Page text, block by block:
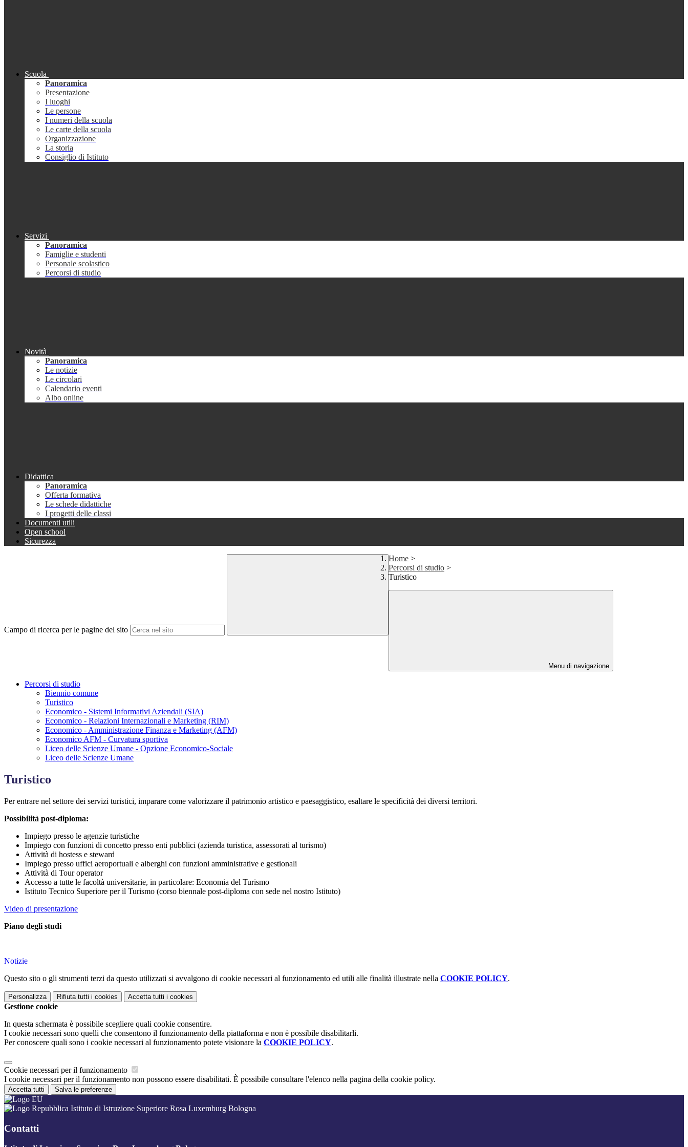
Scuola
Panoramica
Presentazione
I luoghi
Le persone
I numeri della scuola
Le carte della scuola
Organizzazione
La storia
Consiglio di Istituto
Servizi
Panoramica
Famiglie e studenti
Personale scolastico
Percorsi di studio
Novità
Panoramica
Le notizie
Le circolari
Calendario eventi
Albo online
Didattica
Panoramica
Offerta formativa
Le schede didattiche
I progetti delle classi
Documenti utili
Open school
Sicurezza
Campo di ricerca per le pagine del sito
Home >
Percorsi di studio >
Turistico
Menu di navigazione
Percorsi di studio
Biennio comune
Turistico
Economico - Sistemi Informativi Aziendali (SIA)
Economico - Relazioni Internazionali e Marketing (RIM)
Economico - Amministrazione Finanza e Marketing (AFM)
Economico AFM - Curvatura sportiva
Liceo delle Scienze Umane - Opzione Economico-Sociale
Liceo delle Scienze Umane
Turistico
Per entrare nel settore dei servizi turistici, imparare come valorizzare il patrimonio artistico e paesaggistico, esaltare le specificità dei diversi territori.
Possibilità post-diploma:
Impiego presso le agenzie turistiche
Impiego con funzioni di concetto presso enti pubblici (azienda turistica, assessorati al turismo)
Attività di hostess e steward
Impiego presso uffici aeroportuali e alberghi con funzioni amministrative e gestionali
Attività di Tour operator
Accesso a tutte le facoltà universitarie, in particolare: Economia del Turismo
Istituto Tecnico Superiore per il Turismo (corso biennale post-diploma con sede nel nostro Istituto)
Video di presentazione
Piano degli studi
Notizie
Questo sito o gli strumenti terzi da questo utilizzati si avvalgono di cookie necessari al funzionamento ed utili alle finalità illustrate nella COOKIE POLICY.
Personalizza Rifiuta tutti i cookies Accetta tutti i cookies
Gestione cookie
In questa schermata è possibile scegliere quali cookie consentire.
I cookie necessari sono quelli che consentono il funzionamento della piattaforma e non è possibile disabilitarli.
Per conoscere quali sono i cookie necessari al funzionamento potete visionare la COOKIE POLICY.
Cookie necessari per il funzionamento
I cookie necessari per il funzionamento non possono essere disabilitati. È possibile consultare l'elenco nella pagina della cookie policy.
Accetta tutti Salva le preferenze
Istituto di Istruzione Superiore Rosa Luxemburg Bologna
Contatti